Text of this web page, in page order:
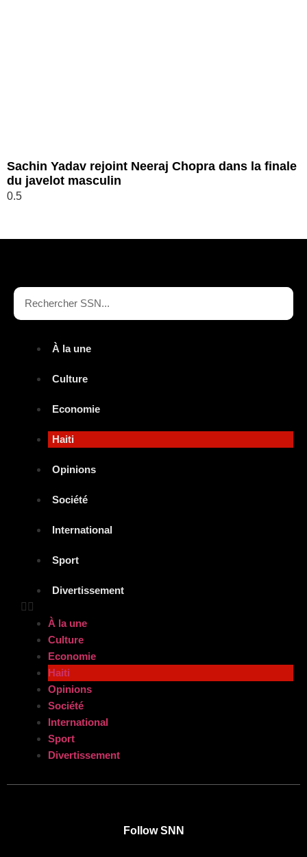
Sachin Yadav rejoint Neeraj Chopra dans la finale
du javelot masculin
À la une
Culture
Economie
Haiti
Opinions
Société
International
Sport
Divertissement
À la une
Culture
Economie
Haiti
Opinions
Société
International
Sport
Divertissement
Follow SNN